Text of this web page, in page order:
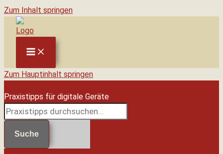
Zum Inhalt springen
Zum Hauptinhalt springen
Praxistipps für digitale Geräte
Suche